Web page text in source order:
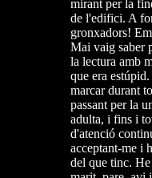
mirant per la
de l'edifici. A
gronxadors!
Mai vaig saber
la lectura amb
que era
marcar durant
passant per la
adulta, i fins i
d'atenció
acceptant-me i
del que tinc.